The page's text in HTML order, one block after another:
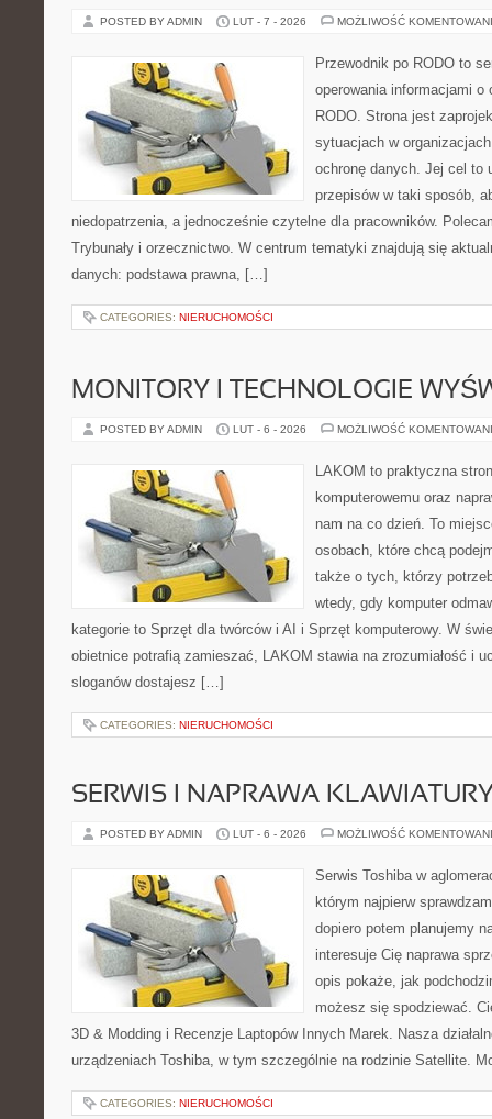
POSTED BY ADMIN LUT - 7 - 2026 MOŻLIWOŚĆ
Przewodnik po RODO to
operowania informacjami
RODO. Strona jest
sytuacjach w
ochronę danych. Jej cel to
przepisów w taki sposób,
niedopatrzenia, a jednocześnie czytelne dla pracowników.
Trybunały i orzecznictwo. W centrum tematyki znajdują się
danych: podstawa prawna, […]
CATEGORIES: NIERUCHOMOŚCI
MONITORY I TECHNOLOGIE
POSTED BY ADMIN LUT - 6 - 2026 MOŻLIWOŚĆ
LAKOM to praktyczna
komputerowemu oraz
nam na co dzień. To
osobach, które chcą
także o tych, którzy
wtedy, gdy komputer
kategorie to Sprzęt dla twórców i AI i Sprzęt komputerowy. W
obietnice potrafią zamieszać, LAKOM stawia na zrozumiałość i
sloganów dostajesz […]
CATEGORIES: NIERUCHOMOŚCI
SERWIS I NAPRAWA
POSTED BY ADMIN LUT - 6 - 2026 MOŻLIWOŚĆ
Serwis Toshiba w
którym najpierw
dopiero potem planujemy
interesuje Cię naprawa
opis pokaże, jak
możesz się spodziewać.
3D & Modding i Recenzje Laptopów Innych Marek. Nasza
urządzeniach Toshiba, w tym szczególnie na rodzinie Satellite.
CATEGORIES: NIERUCHOMOŚCI